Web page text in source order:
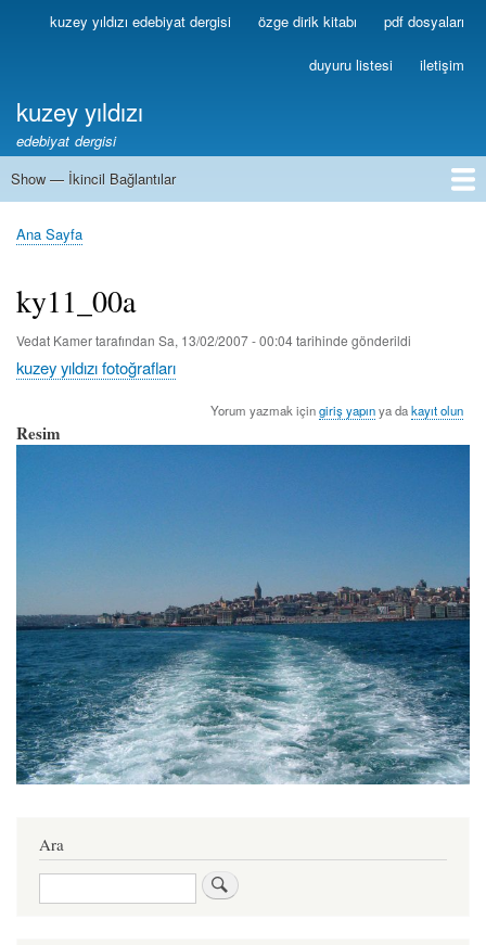
Ana
içeriğe
Birincilkuzey yıldızı edebiyat dergisi özge dirik kitabı pdf dosyaları
duyuru listesi iletişim
kuzey yıldızı
edebiyat dergisi
İkincil
Show — İkincil Bağlantılar
1
2
3
4
5
6
7
8
9
10
11
12
13
Sayfa
Ana Sayfa
ky11_00a
Vedat Kamertarafından Sa, 13/02/2007 - 00:04tarihinde gönderildi
kuzey yıldızı fotoğrafları
Yorum yazmak içingiriş yapınya dakayıt olun
Resim
Ara
Ara